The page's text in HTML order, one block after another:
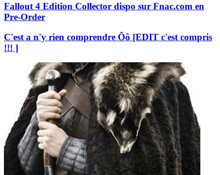
Fallout 4 Edition Collector dispo sur Fnac.com en
Pre-Order
C'est a n'y rien comprendre Ôô [EDIT c'est compris
!!! ]